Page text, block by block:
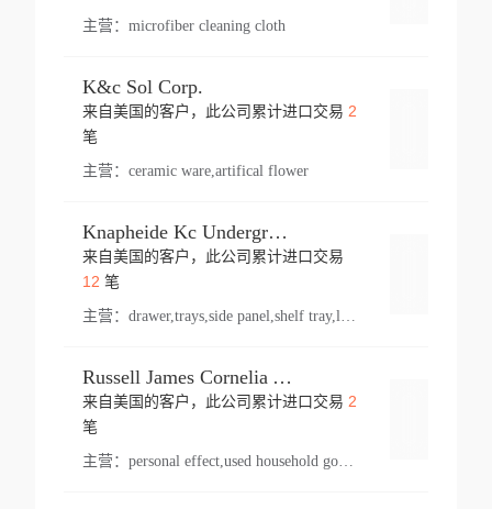
主营： microfiber cleaning cloth
K&c Sol Corp.
来自美国的客户，此公司累计进口交易 2
笔
主营： ceramic ware,artifical flower
Knapheide Kc Underground
来自美国的客户，此公司累计进口交易
12 笔
主营：
Russell James Cornelia Arlington Va
来自美国的客户，此公司累计进口交易 2
笔
主营： personal effect,used household goods